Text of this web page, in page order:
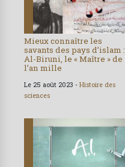
Mieux connaître les
savants des pays d’islam :
Al-Biruni, le « Maître » de
l’an mille
Le 25 août 2023 - Histoire des
sciences